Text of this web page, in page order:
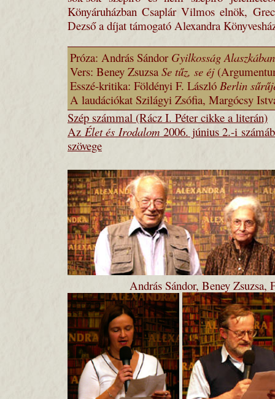
Könyáruházban Csaplár Vilmos elnök,
Dezső a díjat támogató Alexandra
Próza: András Sándor Gyilkosság Alaszkában
Vers: Beney Zsuzsa Se tűz, se éj
Esszé-kritika: Földényi F. László Berlin
A laudációkat Szilágyi Zsófia, Margócsy
Szép számmal (Rácz I. Péter cikke a literán)
Az Élet és Irodalom 2006. június 2.-i
szövege
András Sándor, Beney Zsuzsa,